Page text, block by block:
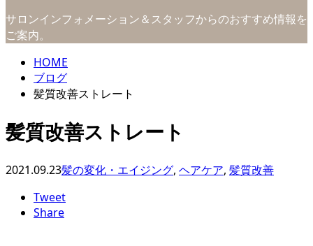
サロンインフォメーション＆スタッフからのおすすめ情報を
ご案内。
HOME
ブログ
髪質改善ストレート
髪質改善ストレート
2021.09.23髪の変化・エイジング, ヘアケア, 髪質改善
Tweet
Share